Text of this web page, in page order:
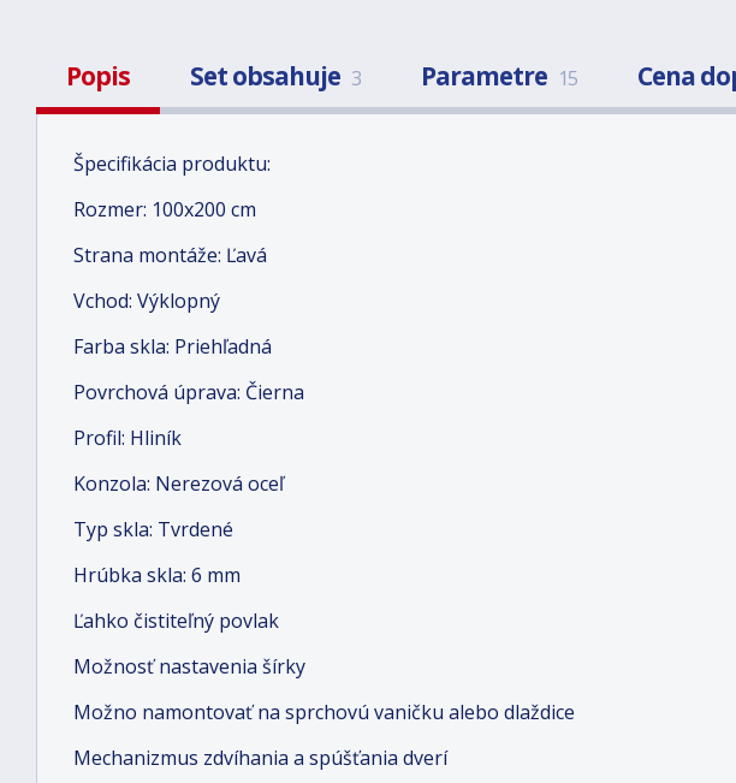
Popis Set obsahuje 3 Parametre 15 Cena
Špecifikácia produktu:
Rozmer: 100x200 cm
Strana montáže: Ľavá
Vchod: Výklopný
Farba skla: Priehľadná
Povrchová úprava: Čierna
Profil: Hliník
Konzola: Nerezová oceľ
Typ skla: Tvrdené
Hrúbka skla: 6 mm
Ľahko čistiteľný povlak
Možnosť nastavenia šírky
Možno namontovať na sprchovú vaničku alebo dlaždice
Mechanizmus zdvíhania a spúšťania dverí